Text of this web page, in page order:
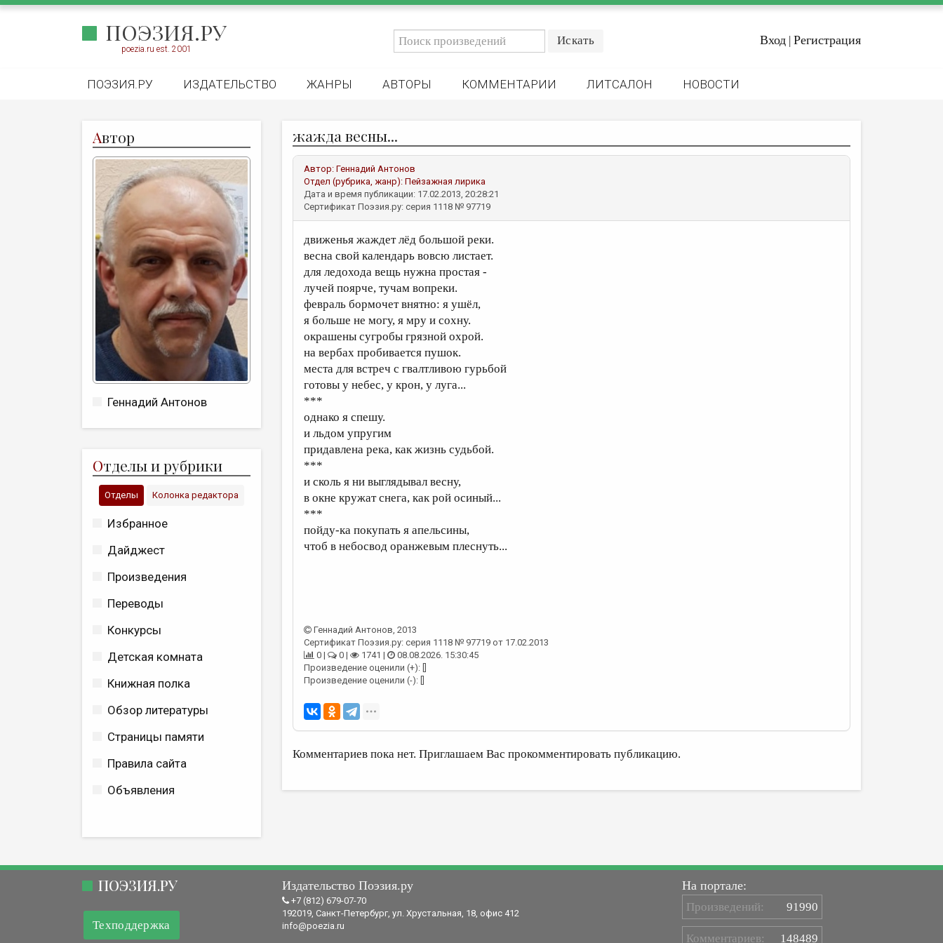
ПОЭЗИЯ.РУ
poezia.ru est. 2001
Вход | Регистрация
ПОЭЗИЯ.РУ ИЗДАТЕЛЬСТВО ЖАНРЫ АВТОРЫ КОММЕНТАРИИ ЛИТСАЛОН НОВОСТИ
Автор
Геннадий Антонов
Отделы и рубрики
Отделы Колонка редактора
Избранное
Дайджест
Произведения
Переводы
Конкурсы
Детская комната
Книжная полка
Обзор литературы
Страницы памяти
Правила сайта
Объявления
жажда весны...
Автор: Геннадий Антонов
Отдел (рубрика, жанр): Пейзажная лирика
Дата и время публикации: 17.02.2013, 20:28:21
Сертификат Поэзия.ру: серия 1118 № 97719
движенья жаждет лёд большой реки.
весна свой календарь вовсю листает.
для ледохода вещь нужна простая -
лучей поярче, тучам вопреки.
февраль бормочет внятно: я ушёл,
я больше не могу, я мру и сохну.
окрашены сугробы грязной охрой.
на вербах пробивается пушок.
места для встреч с гвалтливою гурьбой
готовы у небес, у крон, у луга...
***
однако я спешу.
и льдом упругим
придавлена река, как жизнь судьбой.
***
и сколь я ни выглядывал весну,
в окне кружат снега, как рой осиный...
***
пойду-ка покупать я апельсины,
чтоб в небосвод оранжевым плеснуть...
Геннадий Антонов, 2013
Сертификат Поэзия.ру: серия 1118 № 97719 от 17.02.2013
0 |
0 | 1741 |
08.08.2026. 15:30:45
Произведение оценили (+): []
Произведение оценили (-): []
Комментариев пока нет. Приглашаем Вас прокомментировать публикацию.
ПОЭЗИЯ.РУ
Техподдержка
Издательство Поэзия.ру
+7 (812) 679-07-70
192019, Санкт-Петербург, ул. Хрустальная, 18, офис 412
info@poezia.ru
На портале:
Произведений: 91990
Комментариев: 148489